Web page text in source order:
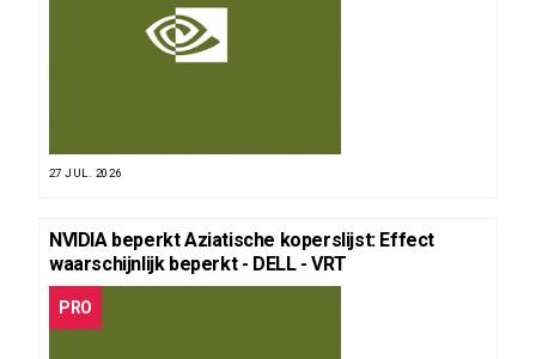
27 JUL. 2026
NVIDIA beperkt Aziatische koperslijst: Effect
waarschijnlijk beperkt - DELL - VRT
PRO